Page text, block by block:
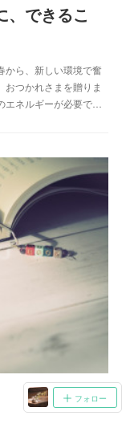
、できるこ
から、新しい環境で奮
つかれさまを贈りま
ネルギーが必要で…
フォロー